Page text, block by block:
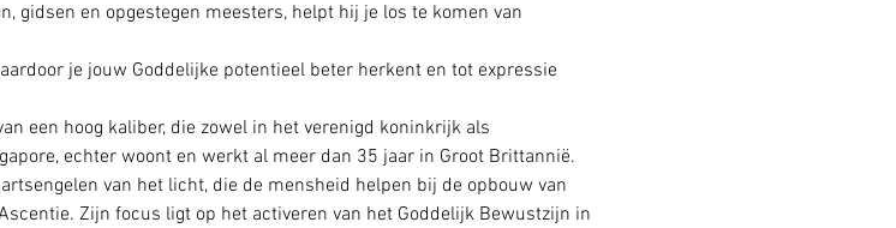
gidsen en opgestegen meesters, helpt hij je los te komen van
je jouw Goddelijke potentieel beter herkent en tot expressie
een hoog kaliber, die zowel in het verenigd koninkrijk als
echter woont en werkt al meer dan 35 jaar in Groot Brittannië.
van het licht, die de mensheid helpen bij de opbouw van
Zijn focus ligt op het activeren van het Goddelijk Bewustzijn in